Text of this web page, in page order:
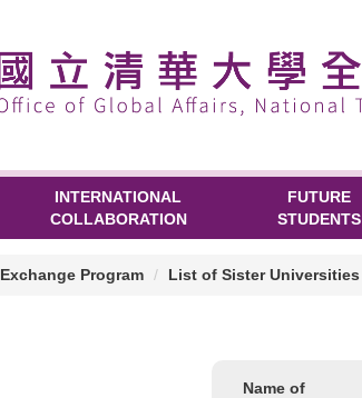
INTERNATIONAL
COLLABORATION
FUTURE
STUDENTS
Exchange Program List of Sister Universities
Name of